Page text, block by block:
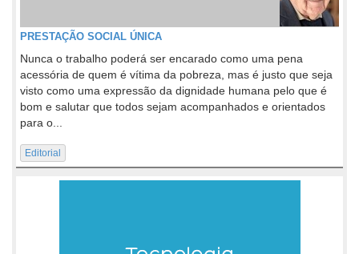
PRESTAÇÃO SOCIAL ÚNICA
Nunca o trabalho poderá ser encarado como uma pena
acessória de quem é vítima da pobreza, mas é justo que seja
visto como uma expressão da dignidade humana pelo que é
bom e salutar que todos sejam acompanhados e orientados
para o...
Editorial